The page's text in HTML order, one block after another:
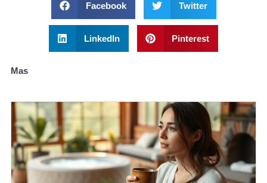
Facebook Twitter
LinkedIn Pinterest
Mas